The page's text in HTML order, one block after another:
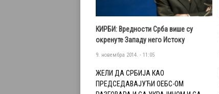
КИРБИ: Вредности Срба више су
окренуте Западу него Истоку
9. новембра 2014. - 11:05
ЖЕЛИ ДА СРБИЈА КАО
ПРЕДСЕДАВАЈУЋИ ОЕБС-ОМ